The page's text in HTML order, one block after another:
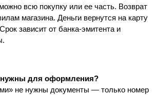
всю покупку или ее часть. Возврат
магазина. Деньги вернутся на карту
зависит от банка-эмитента и
нужны для оформления?
не нужны документы — только номер